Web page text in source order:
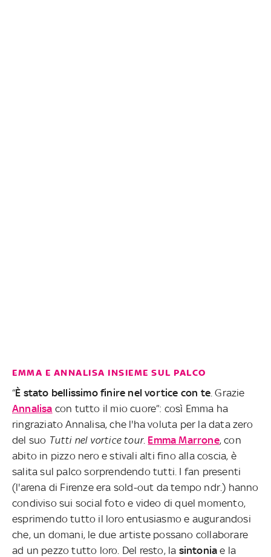
EMMA E ANNALISA INSIEME SUL PALCO
“È stato bellissimo finire nel vortice con te . Grazie
Annalisa con tutto il mio cuore”: così Emma ha
ringraziato Annalisa, che l'ha voluta per la data zero
del suo Tutti nel vortice tour. Emma Marrone, con
abito in pizzo nero e stivali alti fino alla coscia, è
salita sul palco sorprendendo tutti. I fan presenti
(l'arena di Firenze era sold-out da tempo ndr.) hanno
condiviso sui social foto e video di quel momento,
esprimendo tutto il loro entusiasmo e augurandosi
che, un domani, le due artiste possano collaborare
ad un pezzo tutto loro. Del resto, la sintoniae la